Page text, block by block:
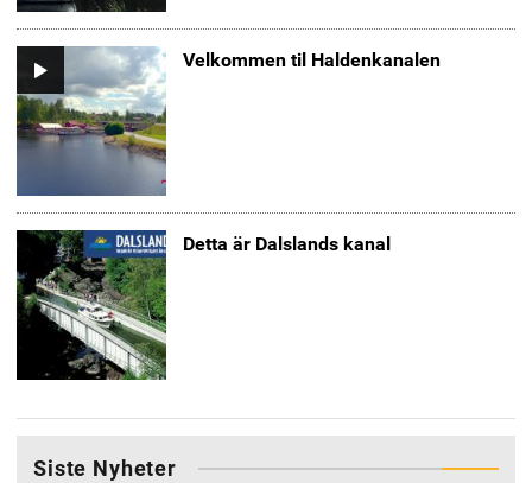
Velkommen til Haldenkanalen
Video
Detta är Dalslands kanal
Siste Nyheter